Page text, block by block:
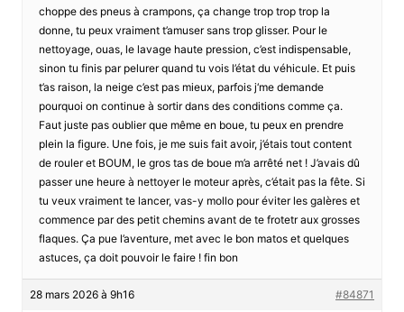
choppe des pneus à crampons, ça change trop trop trop la
donne, tu peux vraiment t’amuser sans trop glisser. Pour le
nettoyage, ouas, le lavage haute pression, c’est indispensable,
sinon tu finis par pelurer quand tu vois l’état du véhicule. Et puis
t’as raison, la neige c’est pas mieux, parfois j‘me demande
pourquoi on continue à sortir dans des conditions comme ça.
Faut juste pas oublier que même en boue, tu peux en prendre
plein la figure. Une fois, je me suis fait avoir, j’étais tout content
de rouler et BOUM, le gros tas de boue m’a arrêté net ! J’avais dû
passer une heure à nettoyer le moteur après, c’était pas la fête. Si
tu veux vraiment te lancer, vas-y mollo pour éviter les galères et
commence par des petit chemins avant de te frotetr aux grosses
flaques. Ça pue l’aventure, met avec le bon matos et quelques
astuces, ça doit pouvoir le faire ! fin bon
28 mars 2026 à 9h16 #84871